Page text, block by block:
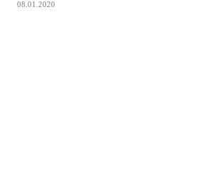
08.01.2020